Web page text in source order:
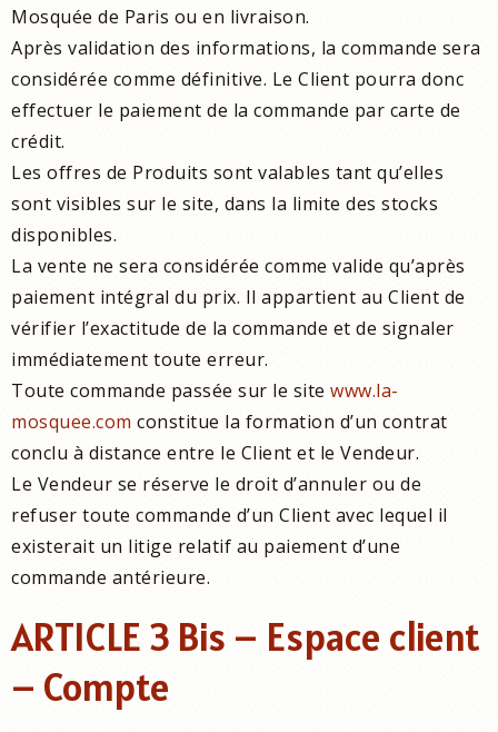
Mosquée de Paris ou en livraison.
Après validation des informations, la commande sera
considérée comme définitive. Le Client pourra donc
effectuer le paiement de la commande par carte de
crédit.
Les offres de Produits sont valables tant qu’elles
sont visibles sur le site, dans la limite des stocks
disponibles.
La vente ne sera considérée comme valide qu’après
paiement intégral du prix. Il appartient au Client de
vérifier l’exactitude de la commande et de signaler
immédiatement toute erreur.
Toute commande passée sur le site www.la-
mosquee.com constitue la formation d’un contrat
conclu à distance entre le Client et le Vendeur.
Le Vendeur se réserve le droit d’annuler ou de
refuser toute commande d’un Client avec lequel il
existerait un litige relatif au paiement d’une
commande antérieure.
ARTICLE 3 Bis – Espace client
– Compte